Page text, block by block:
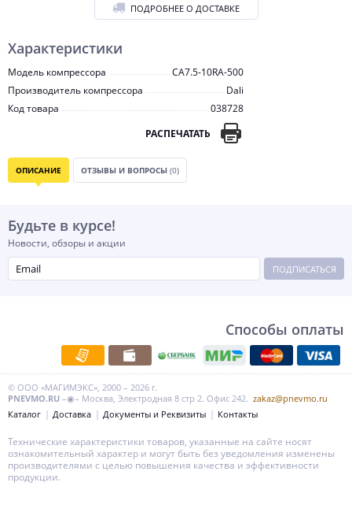
Характеристики
Модель компрессора
CA7.5-10RA-500
Производитель компрессора
Dali
Код товара
038728
РАСПЕЧАТАТЬ
ПОДРОБНЕЕ О ДОСТАВКЕ
ОПИСАНИЕ ОТЗЫВЫ И ВОПРОСЫ (0)
Будьте в курсе!
Новости, обзоры и акции
ПОДПИСАТЬСЯ
Способы оплаты
© ООО «МАГИМЭКС», 2000 – 2026 г.
PNEVMO.RU –◉– Москва, Электродная 8 стр 2. Офис 242. zakaz@pnevmo.ru
Каталог
Доставка Документы и Реквизиты Контакты
Технические характеристики товаров, указанные на сайте носят
ознакомительный характер и могут быть без уведомления изменены
производителями с целью повышения качества и эффективности
продукции.